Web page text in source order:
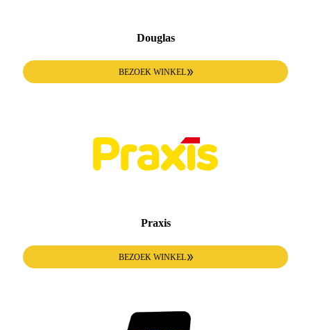
Douglas
BEZOEK WINKEL
Praxis
BEZOEK WINKEL